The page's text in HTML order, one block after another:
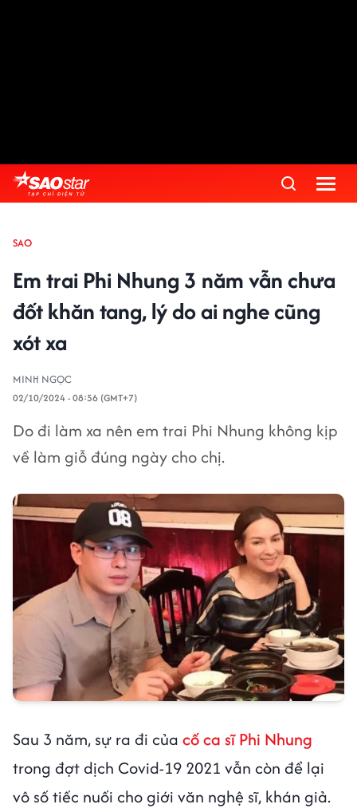
SAO
Em trai Phi Nhung 3 năm vẫn chưa
đốt khăn tang, lý do ai nghe cũng
xót xa
MINH NGỌC
02/10/2024 - 08:56 (GMT+7)
Do đi làm xa nên em trai Phi Nhung không kịp
về làm giỗ đúng ngày cho chị.
Sau 3 năm, sự ra đi của cố ca sĩ Phi Nhung
trong đợt dịch Covid-19 2021 vẫn còn để lại
vô số tiếc nuối cho giới văn nghệ sĩ, khán giả.